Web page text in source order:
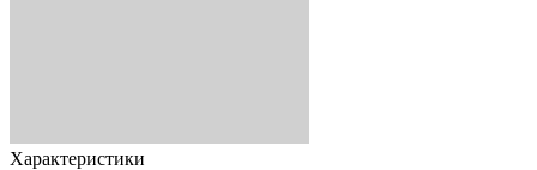
Характеристики